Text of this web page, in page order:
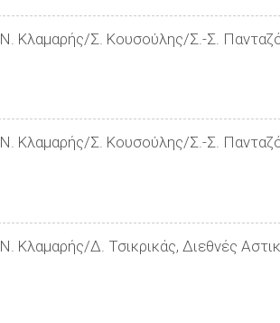
Ν. Κλαμαρής/Σ. Κουσούλης/Σ.-Σ.
Ν. Κλαμαρής/Σ. Κουσούλης/Σ.-Σ.
Ν. Κλαμαρής/Δ. Τσικρικάς, Διεθνές